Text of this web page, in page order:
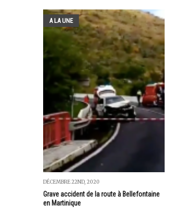
A LA UNE
DÉCEMBRE 22ND, 2020
Grave accident de la route à Bellefontaine
en Martinique